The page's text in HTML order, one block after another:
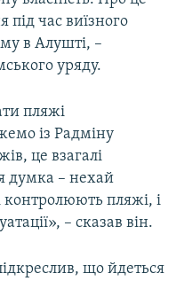
під час виїзного
в Алушті, –
уряду.
пляжі
із Радміну
це взагалі
думка – нехай
контролюють пляжі, і
– сказав він.
що йдеться